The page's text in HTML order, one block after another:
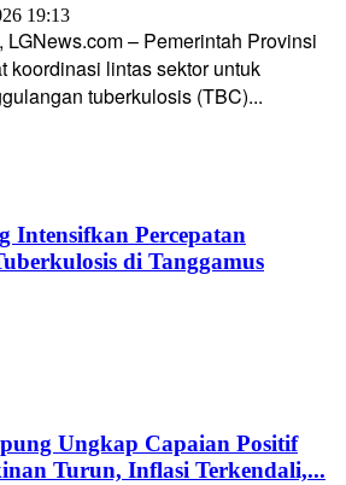
19:13
– Pemerintah Provinsi
koordinasi lintas sektor untuk
tuberkulosis (TBC)...
Intensifkan Percepatan
di Tanggamus
Ungkap Capaian Positif
Turun, Inflasi Terkendali,...